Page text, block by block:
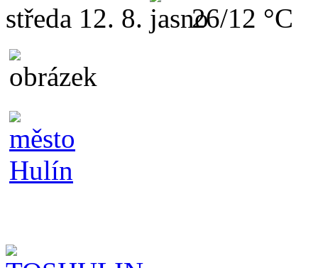
středa 12. 8. 26/12 °C